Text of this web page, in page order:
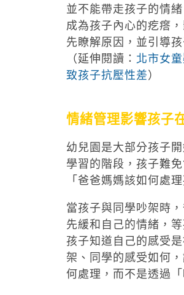
並不能帶走孩子的情
成為孩子內心的疙瘩
先瞭解原因，並引導
（延伸閱讀： 北市女
致孩子抗壓性差）
情緒管理影響孩子
幼兒園是大部分孩子
學習的階段，孩子難
「爸爸媽媽該如何處
當孩子與同學吵架時
先緩和自己的情緒，
孩子知道自己的感受
架、同學的感受如何
何處理，而不是透過